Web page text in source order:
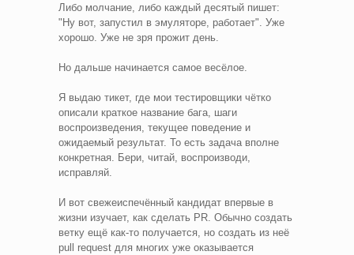
Либо молчание, либо каждый десятый пишет:
"Ну вот, запустил в эмуляторе, работает". Уже
хорошо. Уже не зря прожит день.
Но дальше начинается самое весёлое.
Я выдаю тикет, где мои тестировщики чётко
описали краткое название бага, шаги
воспроизведения, текущее поведение и
ожидаемый результат. То есть задача вполне
конкретная. Бери, читай, воспроизводи,
исправляй.
И вот свежеиспечённый кандидат впервые в
жизни изучает, как сделать PR. Обычно создать
ветку ещё как-то получается, но создать из неё
pull request для многих уже оказывается